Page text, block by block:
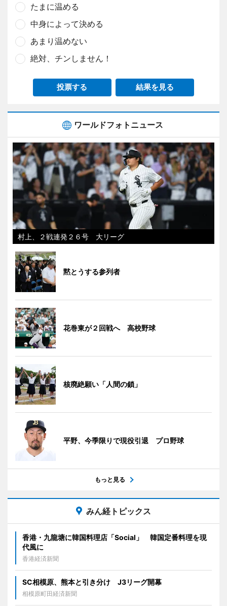
たまに温める
中身によって決める
あまり温めない
絶対、チンしません！
投票する 結果を見る
ワールドフォトニュース
村上、２戦連発２６号 大リーグ
黙とうする参列者
花巻東が２回戦へ 高校野球
核廃絶願い「人間の鎖」
平野、今季限りで現役引退 プロ野球
もっと見る
みん経トピックス
香港・九龍塘に韓国料理店「Social」 韓国定番料理を現
代風に
香港経済新聞
SC相模原、熊本と引き分け J3リーグ開幕
相模原町田経済新聞